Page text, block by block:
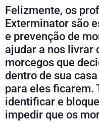
Felizmente, os
Exterminator são
e prevenção de
ajudar a nos livrar
morcegos que
dentro de sua
para eles ficarem.
identificar e
impedir que os